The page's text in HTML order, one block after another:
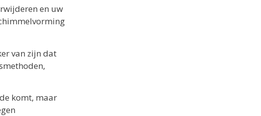
en uw
van zijn dat
komt, maar